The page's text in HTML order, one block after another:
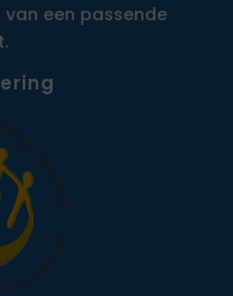
een passende